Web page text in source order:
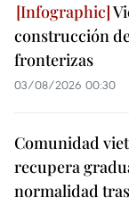
construcción
fronterizas
03/08/2026 00:30
Comunidad
recupera
normalidad